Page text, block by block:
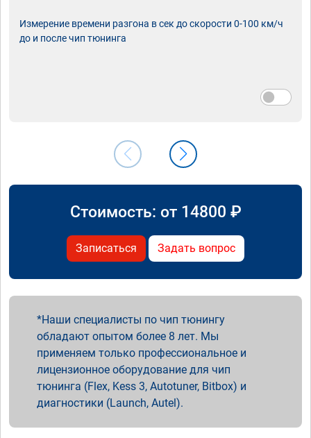
Измерение времени разгона в сек до скорости 0-100 км/ч
до и после чип тюнинга
Стоимость: от 14800 ₽
Записаться Задать вопрос
Наши специалисты по чип тюнингу
обладают опытом более 8 лет. Мы
применяем только профессиональное и
лицензионное оборудование для чип
тюнинга (Flex, Kess 3, Autotuner, Bitbox) и
диагностики (Launch, Autel).